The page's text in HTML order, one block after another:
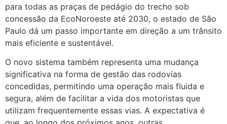
para todas as praças de pedágio do trecho sob
concessão da EcoNoroeste até 2030, o estado de São
Paulo dá um passo importante em direção a um trânsito
mais eficiente e sustentável.
O novo sistema também representa uma mudança
significativa na forma de gestão das rodovias
concedidas, permitindo uma operação mais fluida e
segura, além de facilitar a vida dos motoristas que
utilizam frequentemente essas vias. A expectativa é